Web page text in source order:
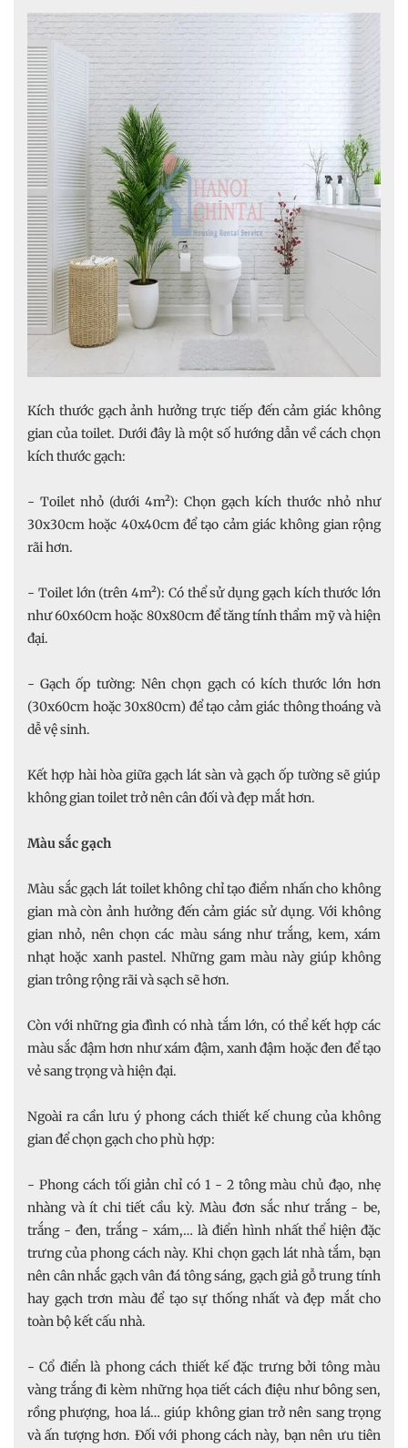
Kích thước gạch ảnh hưởng trực tiếp đến cảm giác không
gian của toilet. Dưới đây là một số hướng dẫn về cách chọn
kích thước gạch:
- Toilet nhỏ (dưới 4m²): Chọn gạch kích thước nhỏ như
30x30cm hoặc 40x40cm để tạo cảm giác không gian rộng
rãi hơn.
- Toilet lớn (trên 4m²): Có thể sử dụng gạch kích thước lớn
như 60x60cm hoặc 80x80cm để tăng tính thẩm mỹ và hiện
đại.
- Gạch ốp tường: Nên chọn gạch có kích thước lớn hơn
(30x60cm hoặc 30x80cm) để tạo cảm giác thông thoáng và
dễ vệ sinh.
Kết hợp hài hòa giữa gạch lát sàn và gạch ốp tường sẽ giúp
không gian toilet trở nên cân đối và đẹp mắt hơn.
Màu sắc gạch
Màu sắc gạch lát toilet không chỉ tạo điểm nhấn cho không
gian mà còn ảnh hưởng đến cảm giác sử dụng. Với không
gian nhỏ, nên chọn các màu sáng như trắng, kem, xám
nhạt hoặc xanh pastel. Những gam màu này giúp không
gian trông rộng rãi và sạch sẽ hơn.
Còn với những gia đình có nhà tắm lớn, có thể kết hợp các
màu sắc đậm hơn như xám đậm, xanh đậm hoặc đen để tạo
vẻ sang trọng và hiện đại.
Ngoài ra cần lưu ý phong cách thiết kế chung của không
gian để chọn gạch cho phù hợp:
- Phong cách tối giản chỉ có 1 - 2 tông màu chủ đạo, nhẹ
nhàng và ít chi tiết cầu kỳ. Màu đơn sắc như trắng - be,
trắng - đen, trắng - xám,… là điển hình nhất thể hiện đặc
trưng của phong cách này. Khi chọn gạch lát nhà tắm, bạn
nên cân nhắc gạch vân đá tông sáng, gạch giả gỗ trung tính
hay gạch trơn màu để tạo sự thống nhất và đẹp mắt cho
toàn bộ kết cấu nhà.
- Cổ điển là phong cách thiết kế đặc trưng bởi tông màu
vàng trắng đi kèm những họa tiết cách điệu như bông sen,
rồng phượng, hoa lá… giúp không gian trở nên sang trọng
và ấn tượng hơn. Đối với phong cách này, bạn nên ưu tiên